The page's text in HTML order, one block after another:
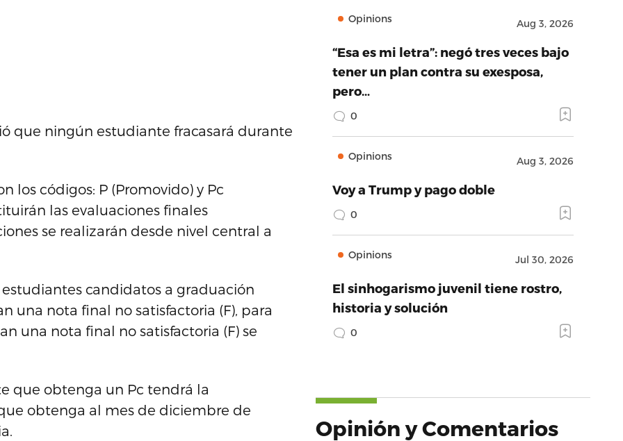
que ningún estudiante fracasará durante
los códigos: P (Promovido) y Pc
las evaluaciones finales
se realizarán desde nivel central a
candidatos a graduación
una nota final no satisfactoria (F), para
una nota final no satisfactoria (F) se
que obtenga un Pc tendrá la
obtenga al mes de diciembre de
Opinions Aug 3, 2026
“Esa es mi letra”: negó tres veces bajo
tener un plan contra su exesposa,
pero…
0
Opinions Aug 3, 2026
Voy a Trump y pago doble
0
Opinions Jul 30, 2026
El sinhogarismo juvenil tiene rostro,
historia y solución
0
Opinión y Comentarios